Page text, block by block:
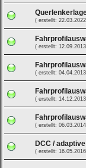
( erstellt:
( erstellt:
( erstellt:
( erstellt:
( erstellt:
DCC /
( erstellt: